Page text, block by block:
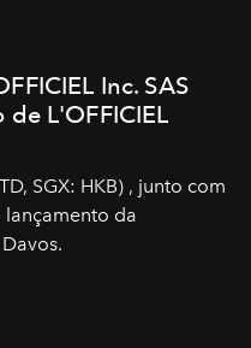
Inc. SAS
L'OFFICIEL
SGX: HKB) , junto com
lançamento da